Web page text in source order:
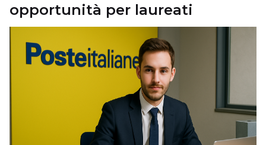
opportunità per laureati